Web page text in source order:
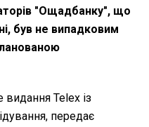
"Ощадбанку", що
був не випадковим
видання Telex із
передає